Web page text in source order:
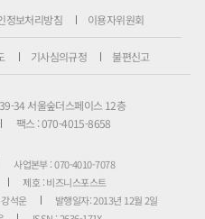
정보처리방침 이용자위원회
기사심의규정 불편신고
34 서울숲더스페이스 12층
팩스 : 070-4015-8658
사업본부 : 070-4010-7078
제호 : 비즈니스포스트
석운
발행일자: 2013년 12월 2일